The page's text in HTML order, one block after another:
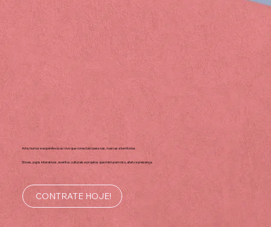
Arte, humor e experiência ao vivo que conectam pessoas, marcas e territórios.
Shows, jogos interativos, eventos culturais e projetos que misturam riso, afeto e presença.
CONTRATE HOJE!